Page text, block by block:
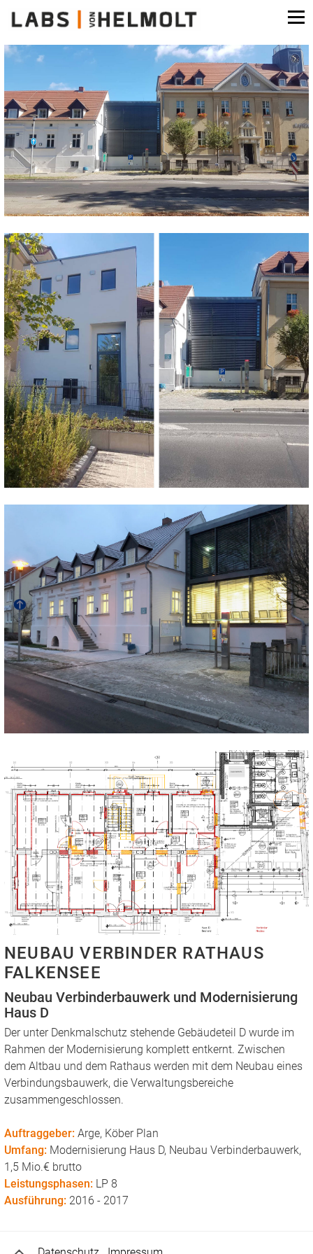
NEUBAU VERBINDER RATHAUS
FALKENSEE
Neubau Verbinderbauwerk und Modernisierung
Haus D
Der unter Denkmalschutz stehende Gebäudeteil D wurde im
Rahmen der Modernisierung komplett entkernt. Zwischen
dem Altbau und dem Rathaus werden mit dem Neubau eines
Verbindungsbauwerk, die Verwaltungsbereiche
zusammengeschlossen.
Auftraggeber: Arge, Köber Plan
Umfang: Modernisierung Haus D, Neubau Verbinderbauwerk,
1,5 Mio.€ brutto
Leistungsphasen: LP 8
Ausführung: 2016 - 2017